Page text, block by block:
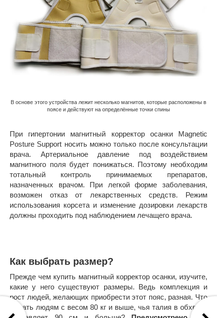
В основе этого устройства лежит несколько магнитов, которые расположены в
поясе и действуют на определённые точки спины
При гипертонии магнитный корректор осанки Magnetic
Posture Support носить можно только после консультации
врача. Артериальное давление под воздействием
магнитного поля будет понижаться. Поэтому необходим
тотальный контроль принимаемых препаратов,
назначенных врачом. При легкой форме заболевания,
возможен отказ от лекарственных средств. Режим
использования корсета и изменение дозировки лекарств
должны проходить под наблюдением лечащего врача.
Как выбрать размер?
Прежде чем купить магнитный корректор осанки, изучите,
какие у него существуют размеры. Ведь комплекция и
рост людей, желающих приобрести этот пояс, разная. Что
делать людям с весом 80 кг и выше, чья талия в обхвате